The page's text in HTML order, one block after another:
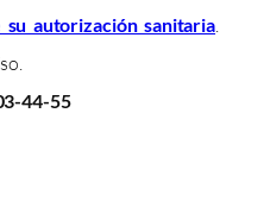
autorización sanitaria
44-55